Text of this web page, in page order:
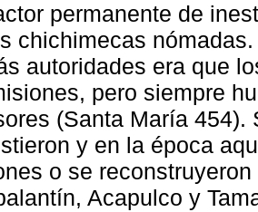
permanente de
chichimecas
autoridades era que
pero siempre
(Santa María
y en la época
o se
Acapulco y